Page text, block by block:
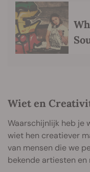
Wiet en
Waarschijnlijk heb je
wiet hen creatiever
van mensen die we
bekende artiesten en